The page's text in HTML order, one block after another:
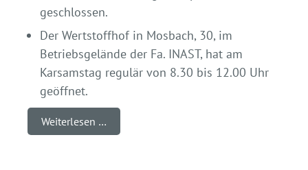
geschlossen.
Der Wertstoffhof in Mosbach, 30, im
Betriebsgelände der Fa. INAST, hat am
Karsamstag regulär von 8.30 bis 12.00 Uhr
geöffnet.
Weiterlesen …